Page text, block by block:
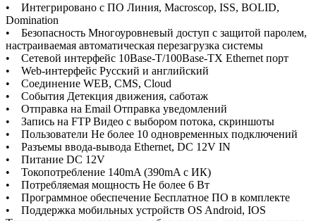
• Интегрировано с ПО Линия, Macroscop, ISS, BOLID,
Domination
• Безопасность Многоуровневый доступ с защитой паролем,
настраиваемая автоматическая перезагрузка системы
• Сетевой интерфейс 10Base-T/100Base-TX Ethernet порт
• Web-интерфейс Русский и английский
• Соединение WEB, CMS, Cloud
• События Детекция движения, саботаж
• Отправка на Email Отправка уведомлений
• Запись на FTP Видео с выбором потока, скриншоты
• Пользователи Не более 10 одновременных подключений
• Разъемы ввода-вывода Ethernet, DC 12V IN
• Питание DC 12V
• Токопотребление 140mA (390mA с ИК)
• Потребляемая мощность Не более 6 Вт
• Программное обеспечение Бесплатное ПО в комплекте
• Поддержка мобильных устройств ОS Android, IОS